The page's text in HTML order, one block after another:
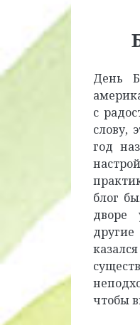
День
с
слову,
год
блог
дворе
чтобы